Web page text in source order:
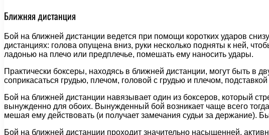
Ближняя дистанция
Бой на ближней дистанции ведется при помощи коротких ударов
дистанциях: голова опущена вниз, руки несколько подняты к ней,
ладонью на плечо или предплечье, помешать ему наносить удары.
Практически боксеры, находясь в ближней дистанции, могут быть в
соприкасаться грудью, плечом, головой с грудью и плечом,
Бой на ближней дистанции навязывает один из боксеров, который
вынужденно для обоих. Вынужденный бой возникает чаще всего
мешая ему действовать (и получает замечания судьи за держание).
Бой на ближней дистанции проходит значительно насыщенней,